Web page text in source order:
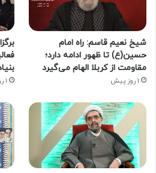
شیخ نعیم قاسم: راه امام
حسین(ع) تا ظهور ادامه دارد؛
مقاومت از کربلا الهام می‌گیرد
1 روز پیش 1 روز پیش